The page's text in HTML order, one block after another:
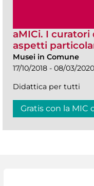
aMICi. I
aspetti
Musei in Comune
17/10/2018 - 08/03/2020
Didattica per tutti
Gratis con la MIC